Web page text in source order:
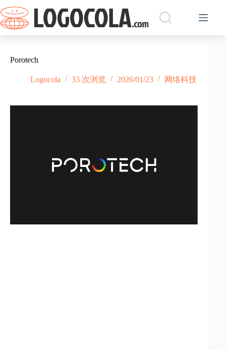
过
内
容
Porotech
Logocola 33 次浏览 2026/01/23 网络科技